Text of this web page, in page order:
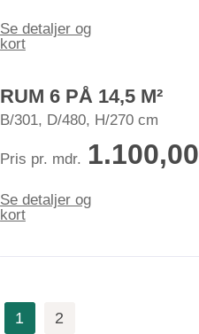
Se detaljer og
kort
RUM 6 PÅ 14,5 M²
B/301, D/480, H/270 cm
Pris pr. mdr. 1.100,00
Se detaljer og
kort
1 2